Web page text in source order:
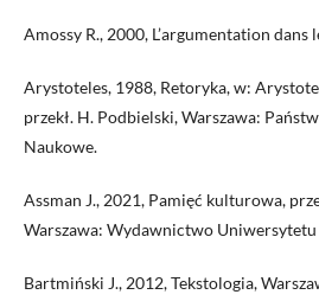
Amossy R., 2000, L’argumentation
Arystoteles, 1988, Retoryka, w:
przekł. H. Podbielski, Warszawa:
Naukowe.
Assman J., 2021, Pamięć kulturowa,
Warszawa: Wydawnictwo Uniwersytetu
Bartmiński J., 2012, Tekstologia,